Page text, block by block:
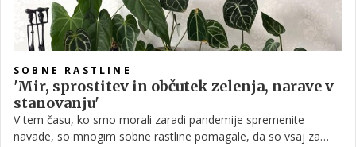
SOBNE RASTLINE
'Mir, sprostitev in občutek zelenja, narave v
stanovanju'
V tem času, ko smo morali zaradi pandemije spremenite
navade, so mnogim sobne rastline pomagale, da so vsaj za